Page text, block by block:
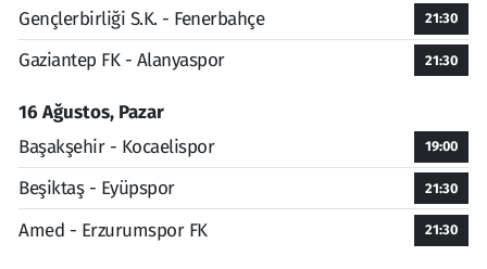
Gençlerbirliği S.K. - Fenerbahçe 21:30
Gaziantep FK - Alanyaspor 21:30
16 Ağustos, Pazar
Başakşehir - Kocaelispor
19:00
Beşiktaş - Eyüpspor 21:30
Amed - Erzurumspor FK 21:30